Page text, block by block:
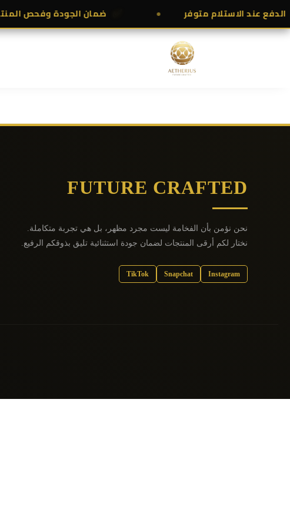
عند الاستلام متوفر ضمان الجودة وفحص المنتج
FUTURE CRAFTED
نحن نؤمن بأن الفخامة ليست مجرد مظهر، بل هي تجربة متكاملة.
نختار لكم أرقى المنتجات لضمان جودة استثنائية تليق بذوقكم الرفيع.
Instagram
Snapchat
TikTok